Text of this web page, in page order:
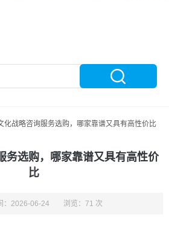
化战略咨询服务选购，哪家靠谱又具有高性价比
务选购，哪家靠谱又具有高性价
比
：2026-06-24 浏览：71 次